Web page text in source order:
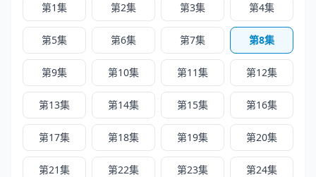
第1集 第2集 第3集 第4集
第5集 第6集 第7集 第8集
第9集 第10集 第11集 第12集
第13集 第14集 第15集 第16集
第17集 第18集 第19集 第20集
第21集 第22集 第23集 第24集